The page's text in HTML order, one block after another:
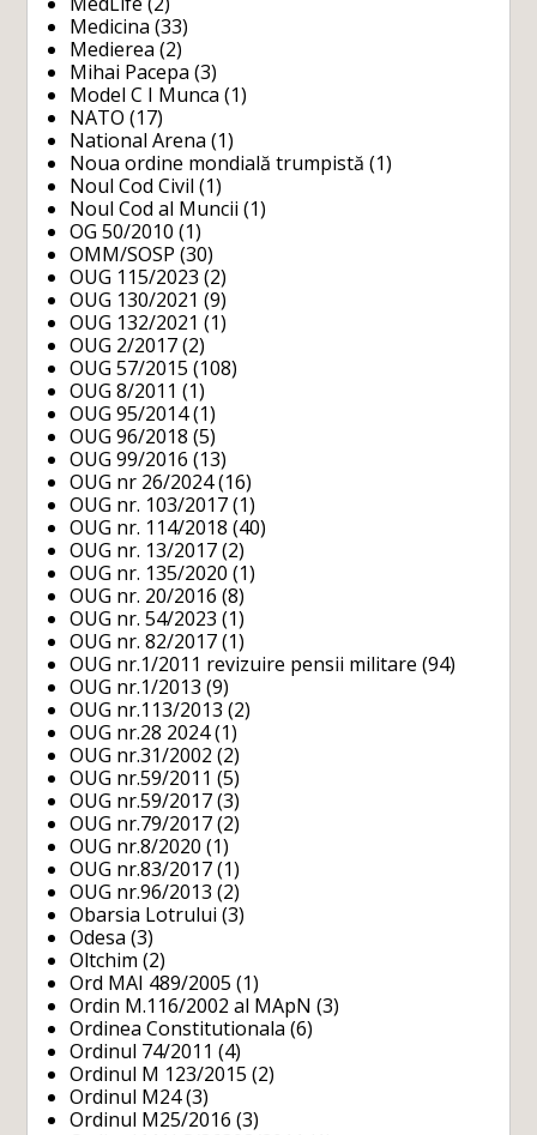
Medicina (33)
Medierea (2)
Mihai Pacepa (3)
Model C I Munca (1)
NATO (17)
National Arena (1)
Noua ordine mondială trumpistă (1)
Noul Cod Civil (1)
Noul Cod al Muncii (1)
OG 50/2010 (1)
OMM/SOSP (30)
OUG 115/2023 (2)
OUG 130/2021 (9)
OUG 132/2021 (1)
OUG 2/2017 (2)
OUG 57/2015 (108)
OUG 8/2011 (1)
OUG 95/2014(1)
OUG 96/2018 (5)
OUG 99/2016 (13)
OUG nr 26/2024(16)
OUG nr. 103/2017 (1)
OUG nr. 114/2018 (40)
OUG nr. 13/2017 (2)
OUG nr. 135/2020 (1)
OUG nr. 20/2016 (8)
OUG nr. 54/2023 (1)
OUG nr. 82/2017 (1)
OUG nr.1/2011 revizuire pensii militare (94)
OUG nr.1/2013 (9)
OUG nr.113/2013 (2)
OUG nr.28 2024(1)
OUG nr.31/2002 (2)
OUG nr.59/2011 (5)
OUG nr.59/2017 (3)
OUG nr.79/2017 (2)
OUG nr.8/2020 (1)
OUG nr.83/2017 (1)
OUG nr.96/2013 (2)
Obarsia Lotrului (3)
Odesa (3)
Oltchim (2)
Ord MAI 489/2005 (1)
Ordin M.116/2002 al MApN (3)
Ordinea Constitutionala (6)
Ordinul 74/2011 (4)
Ordinul M 123/2015 (2)
Ordinul M24(3)
Ordinul M25/2016 (3)